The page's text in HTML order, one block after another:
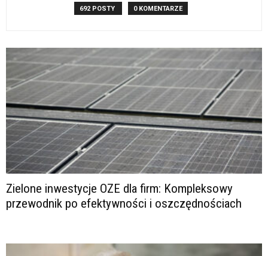
692 POSTY 0 KOMENTARZE
Zielone inwestycje OZE dla firm: Kompleksowy
przewodnik po efektywności i oszczędnościach